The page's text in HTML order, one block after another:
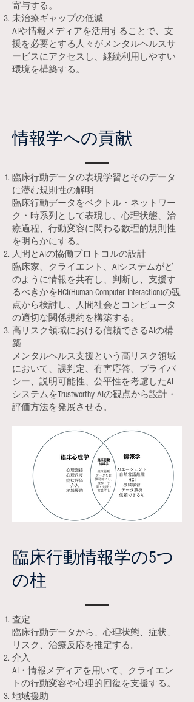
寄与する。
未治療ギャップの低減
AIや情報メディアを活用することで、支
援を必要とする人々がメンタルヘルスサ
ービスにアクセスし、継続利用しやすい
環境を構築する。
情報学への貢献
臨床行動データの表現学習とそのデータ
に潜む規則性の解明
臨床行動データをベクトル・ネットワー
ク・時系列として表現し、心理状態、治
療過程、行動変容に関わる数理的規則性
を明らかにする。
人間とAIの協働プロトコルの設計
臨床家、クライエント、AIシステムがど
のように情報を共有し、判断し、支援す
るべきかをHCI(Human-Computer Interaction)の観
点から検討し、人間社会とコンピュータ
の適切な関係規約を構築する。
高リスク領域における信頼できるAIの構
築
メンタルヘルス支援という高リスク領域
において、誤判定、有害応答、プライバ
シー、説明可能性、公平性を考慮したAI
システムをTrustworthy AIの観点から設計・
評価方法を発展させる。
臨床行動情報学の5つ
の柱
査定
臨床行動データから、心理状態、症状、
リスク、治療反応を推定する。
介入
AI・情報メディアを用いて、クライエン
トの行動変容や心理的回復を支援する。
地域援助